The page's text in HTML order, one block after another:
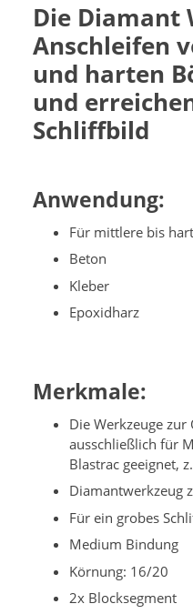
Die Diamant
Anschleifen
und harten
und
Schliffbild
Anwendung:
Für mittlere bis
Beton
Kleber
Epoxidharz
Merkmale:
Die Werkzeuge
ausschließlich für
Blastrac geeignet,
Diamantwerkzeug
Für ein grobes
Medium Bindung
Körnung: 16/20
2x Blocksegment